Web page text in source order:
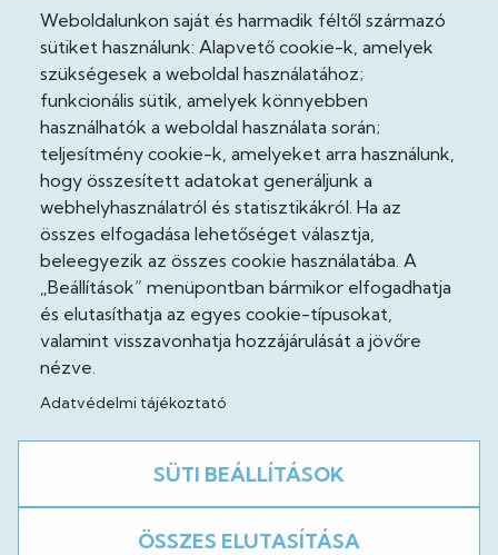
Weboldalunkon saját és harmadik féltől származó
sütiket használunk: Alapvető cookie-k, amelyek
szükségesek a weboldal használatához;
funkcionális sütik, amelyek könnyebben
használhatók a weboldal használata során;
teljesítmény cookie-k, amelyeket arra használunk,
hogy összesített adatokat generáljunk a
webhelyhasználatról és statisztikákról. Ha az
összes elfogadása lehetőséget választja,
beleegyezik az összes cookie használatába. A
„Beállítások” menüpontban bármikor elfogadhatja
és elutasíthatja az egyes cookie-típusokat,
valamint visszavonhatja hozzájárulását a jövőre
nézve.
Adatvédelmi tájékoztató
SÜTI BEÁLLÍTÁSOK
ÖSSZES ELUTASÍTÁSA
Hivatalos
Adatkezelési tájékoztató
Adatvédelmi tisztviselő
Akadálymentesítési nyilatkozat
Cooekie szabályzat
Felhasználási feltételek
Impresszum
Jogi nyilatkozatok
Facebook
A weboldal fejlesztés alatt áll!